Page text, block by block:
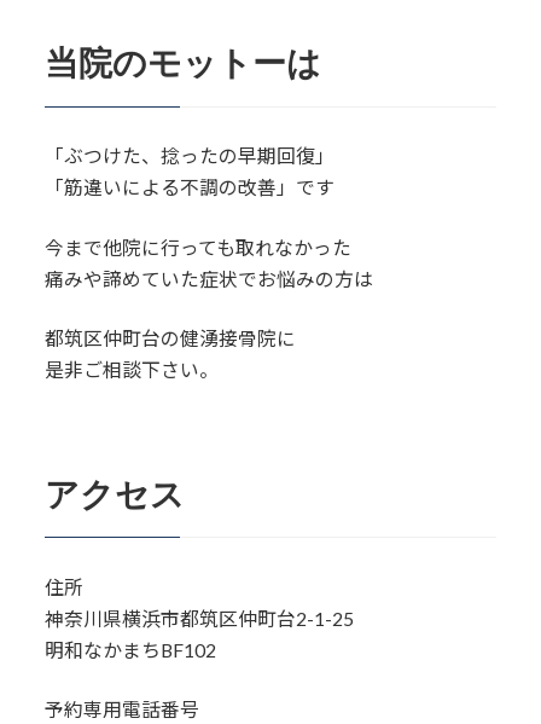
当院のモットーは
「ぶつけた、捻ったの早期回復」
「筋違いによる不調の改善」です
今まで他院に行っても取れなかった
痛みや諦めていた症状でお悩みの方は
都筑区仲町台の健湧接骨院に
是非ご相談下さい。
アクセス
住所
神奈川県横浜市都筑区仲町台2-1-25
明和なかまちBF102
予約専用電話番号